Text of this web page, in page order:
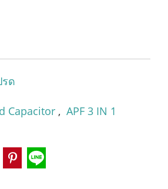
รด
Capacitor , APF 3 IN 1